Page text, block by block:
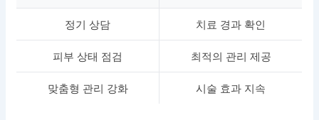
정기 상담 치료 경과 확인
피부 상태 점검 최적의 관리 제공
맞춤형 관리 강화 시술 효과 지속